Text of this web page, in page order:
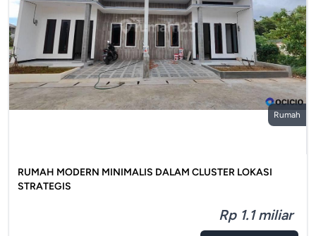
Rumah
RUMAH MODERN MINIMALIS DALAM CLUSTER LOKASI
STRATEGIS
Rp 1.1 miliar